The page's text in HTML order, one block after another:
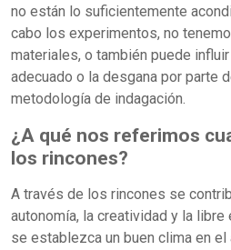
no están lo suficientemente
cabo los experimentos, no
materiales, o también puede
adecuado o la desgana por parte
metodología de indagación.
¿A qué nos referimos
los rincones?
A través de los rincones se
autonomía, la creatividad y la
se establezca un buen clima en el